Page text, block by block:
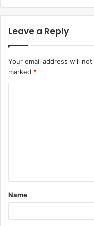
Leave a Reply
Your email address will
marked *
Name